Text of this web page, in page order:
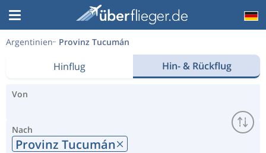
Argentinien Provinz Tucumán
Hinflug Hin- & Rückflug
Von
Nach
Provinz Tucumán